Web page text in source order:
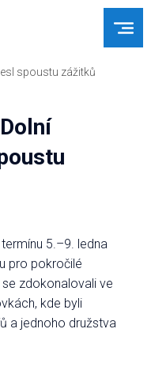
spoustu zážitků
5.–9. ledna
pro pokročilé
zdokonalovali ve
kde byli
a jednoho družstva